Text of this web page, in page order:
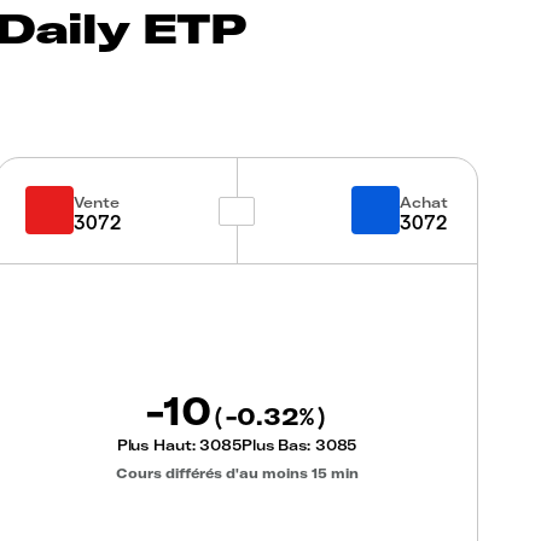
ETP
Vente
3072
Achat
3072
-10(-0.32%)
Plus Haut:3085Plus Bas: 3085
Cours différés d'au moins 15 min